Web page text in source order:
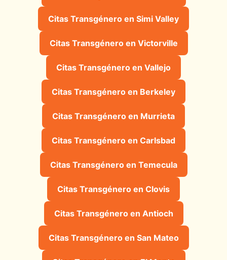
Citas Transgénero en Simi Valley
Citas Transgénero en Victorville
Citas Transgénero en Vallejo
Citas Transgénero en Berkeley
Citas Transgénero en Murrieta
Citas Transgénero en Carlsbad
Citas Transgénero en Temecula
Citas Transgénero en Clovis
Citas Transgénero en Antioch
Citas Transgénero en San Mateo